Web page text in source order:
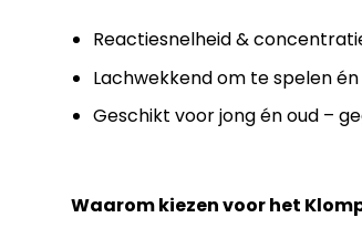
Reactiesnelheid &
Lachwekkend om te spelen
Geschikt voor jong én oud –
Waarom kiezen voor het